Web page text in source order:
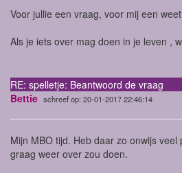
Voor jullie een vraag, voor mij een
Als je iets over mag doen in je leven ,
RE: spelletje: Beantwoord de vraag
Bettie schreef op: 20-01-2017 22:46:14
Mijn MBO tijd. Heb daar zo onwijs
graag weer over zou doen.